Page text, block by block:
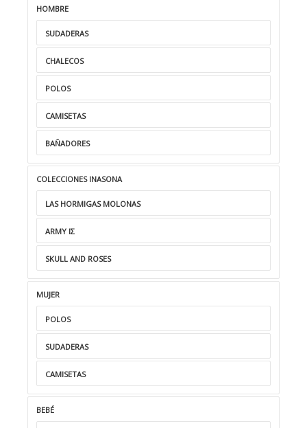
HOMBRE
SUDADERAS
CHALECOS
POLOS
CAMISETAS
BAÑADORES
COLECCIONES INASONA
LAS HORMIGAS MOLONAS
ARMY ΙΣ
SKULL AND ROSES
MUJER
POLOS
SUDADERAS
CAMISETAS
BEBÉ